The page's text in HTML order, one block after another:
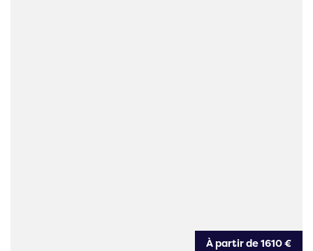
À partir de 1610 €